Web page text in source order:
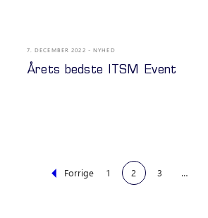
7. DECEMBER 2022 NYHED
Årets bedste ITSM Event
Forrige 1 2 3 …